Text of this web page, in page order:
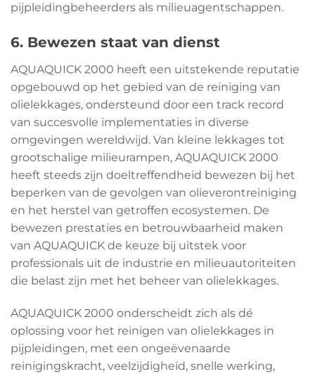
pijpleidingbeheerders als milieuagentschappen.
6. Bewezen staat van dienst
AQUAQUICK 2000 heeft een uitstekende reputatie
opgebouwd op het gebied van de reiniging van
olielekkages, ondersteund door een track record
van succesvolle implementaties in diverse
omgevingen wereldwijd. Van kleine lekkages tot
grootschalige milieurampen, AQUAQUICK 2000
heeft steeds zijn doeltreffendheid bewezen bij het
beperken van de gevolgen van olieverontreiniging
en het herstel van getroffen ecosystemen. De
bewezen prestaties en betrouwbaarheid maken
van AQUAQUICK de keuze bij uitstek voor
professionals uit de industrie en milieuautoriteiten
die belast zijn met het beheer van olielekkages.
AQUAQUICK 2000 onderscheidt zich als dé
oplossing voor het reinigen van olielekkages in
pijpleidingen, met een ongeëvenaarde
reinigingskracht, veelzijdigheid, snelle werking,